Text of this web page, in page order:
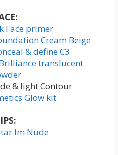
Face primer
Cream Beige
& define C3
translucent
& light Contour
Glow kit
Im Nude